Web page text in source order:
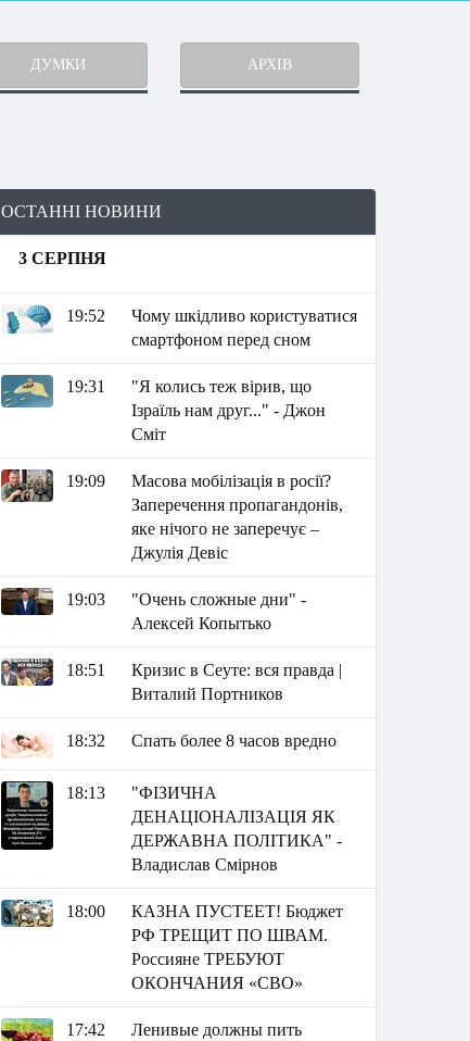
ДУМКИ АРХІВ
ОСТАННІ НОВИНИ
3 СЕРПНЯ
19:52
Чому шкідливо користуватися
смартфоном перед сном
19:31
"Я колись теж вірив, що
Ізраїль нам друг..." - Джон
Сміт
19:09
Масова мобілізація в росії?
Заперечення пропагандонів,
яке нічого не заперечує –
Джулія Девіс
19:03
"Очень сложные дни" -
Алексей Копытько
18:51
Кризис в Сеуте: вся правда |
Виталий Портников
18:32 Спать более 8 часов вредно
18:13
"ФІЗИЧНА
ДЕНАЦІОНАЛІЗАЦІЯ ЯК
ДЕРЖАВНА ПОЛІТИКА" -
Владислав Смірнов
18:00
КАЗНА ПУСТЕЕТ! Бюджет
РФ ТРЕЩИТ ПО ШВАМ.
Россияне ТРЕБУЮТ
ОКОНЧАНИЯ «СВО»
17:42
Ленивые должны пить